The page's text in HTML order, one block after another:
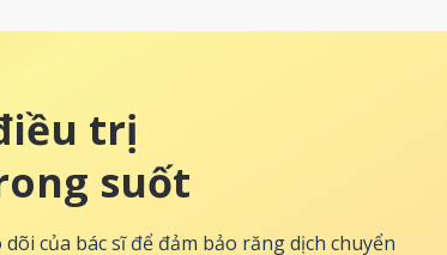
trị
suốt
của bác sĩ để đảm bảo răng dịch chuyển